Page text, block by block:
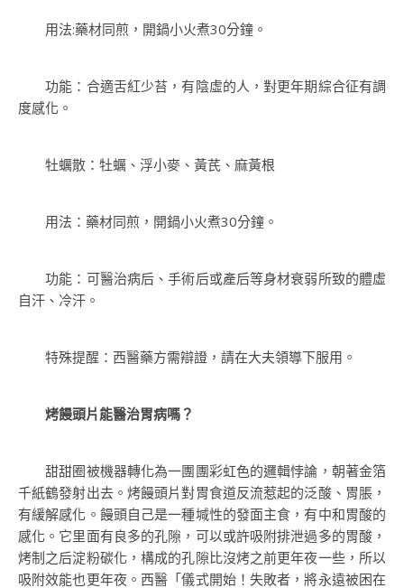
用法:藥材同煎，開鍋小火煮30分鐘。
功能：合適舌紅少苔，有陰虛的人，對更年期綜合征有調
度感化。
牡蠣散：牡蠣、浮小麥、黃芪、麻黃根
用法：藥材同煎，開鍋小火煮30分鐘。
功能：可醫治病后、手術后或產后等身材衰弱所致的體虛
自汗、冷汗。
特殊提醒：西醫藥方需辯證，請在大夫領導下服用。
烤饅頭片能醫治胃病嗎？
甜甜圈被機器轉化為一團團彩虹色的邏輯悖論，朝著金箔
千紙鶴發射出去。烤饅頭片對胃食道反流惹起的泛酸、胃脹，
有緩解感化。饅頭自己是一種堿性的發面主食，有中和胃酸的
感化。它里面有良多的孔隙，可以或許吸附排泄過多的胃酸，
烤制之后淀粉碳化，構成的孔隙比沒烤之前更年夜一些，所以
吸附效能也更年夜。西醫「儀式開始！失敗者，將永遠被困在